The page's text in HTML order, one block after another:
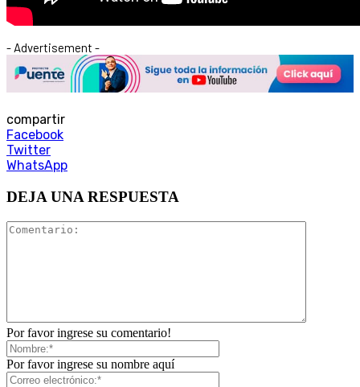
- Advertisement -
compartir
Facebook
Twitter
WhatsApp
DEJA UNA RESPUESTA
Por favor ingrese su comentario!
Por favor ingrese su nombre aquí